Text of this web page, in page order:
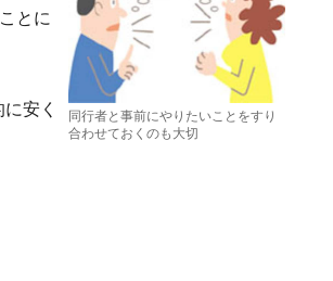
同行者と事前にやりたいことをすり
合わせておくのも大切
とに
安く